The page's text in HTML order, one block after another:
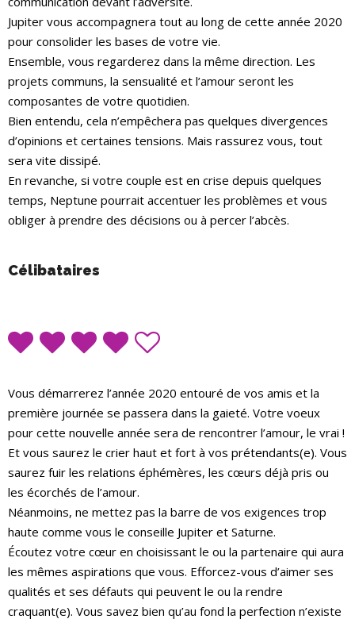
Jupiter vous accompagnera tout au long de cette année 2020
pour consolider les bases de votre vie.
Ensemble, vous regarderez dans la même direction. Les
projets communs, la sensualité et l’amour seront les
composantes de votre quotidien.
Bien entendu, cela n’empêchera pas quelques divergences
d’opinions et certaines tensions. Mais rassurez vous, tout
sera vite dissipé.
En revanche, si votre couple est en crise depuis quelques
temps, Neptune pourrait accentuer les problèmes et vous
obliger à prendre des décisions ou à percer l’abcès.
Célibataires
Vous démarrerez l’année 2020 entouré de vos amis et la
première journée se passera dans la gaieté. Votre voeux
pour cette nouvelle année sera de rencontrer l’amour, le vrai !
Et vous saurez le crier haut et fort à vos prétendants(e). Vous
saurez fuir les relations éphémères, les cœurs déjà pris ou
les écorchés de l’amour.
Néanmoins, ne mettez pas la barre de vos exigences trop
haute comme vous le conseille Jupiter et Saturne.
Écoutez votre cœur en choisissant le ou la partenaire qui aura
les mêmes aspirations que vous. Efforcez-vous d’aimer ses
qualités et ses défauts qui peuvent le ou la rendre
craquant(e). Vous savez bien qu’au fond la perfection n’existe